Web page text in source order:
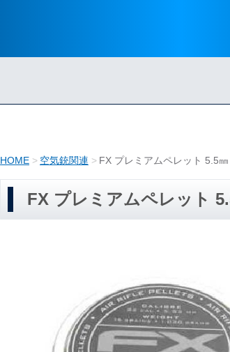
HOME 空気銃関連 FX プレミアムペレット 5.5㎜
FX プレミアムペレット